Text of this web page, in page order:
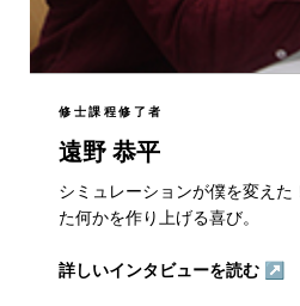
修士課程修了者
遠野 恭平
シミュレーションが僕を変えた
た何かを作り上げる喜び。
詳しいインタビューを読む ↗